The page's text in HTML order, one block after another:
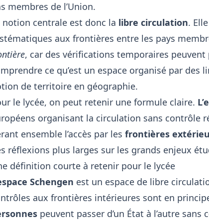
membres de l’Union.
notion centrale est donc la libre circulation.
aux frontières entre les pays
, car des vérifications temporaires
ce qu’est un espace organisé par
de territoire en géographie.
le lycée, on peut retenir une formule claire.
organisant la circulation sans contrôle
ensemble l’accès par les frontières
réflexions plus larges sur les grands enjeux
définition courte à retenir pour le lycée
Schengen est un espace de libre
aux frontières intérieures sont en
peuvent passer d’un État à l’autre